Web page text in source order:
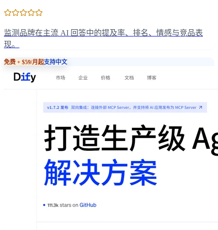
监测品牌在主流 AI 回答中的提及率、排名、情感与竞品表
现。
免费 + $59/月起支持中文